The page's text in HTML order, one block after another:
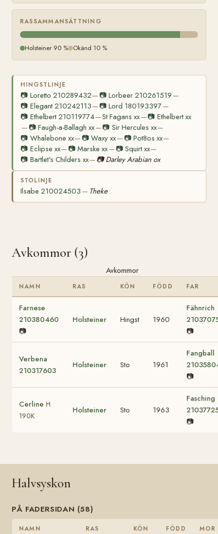
RASSAMMANSÄTTNING
Holsteiner 90 % Okänd 10 %
HINGSTLINJE
📷 Loretto 210289432— 📷Lorbeer 210261519 —
📷 Elegant 210242113— 📷Lord 180193397 —
📷 Ethelbert 210119774—St Fagans xx—📷 Ethelbert xx
— 📷Faugh-a-Ballagh xx—📷 Sir Hercules xx—
📷 Whalebone xx— 📷Waxy xx— 📷 Pot8os xx—
📷 Eclipse xx— 📷Marske xx— 📷 Squirt xx—
📷 Bartlet's Childers xx— 📷 Darley Arabian ox
STOLINJE
Ilsabe 210024503 — Theke
Avkommor (3)
Avkommor
NAMN RAS KÖN FÖDD FAR
Farnese
210380460
📷
Holsteiner Hingst 1960
Fähnrich
📷
Verbena
210317603
Holsteiner Sto 1961
Fangball
📷
Cerline H
190K
Holsteiner Sto 1963
Fasching
📷
Halvsyskon
PÅ FADERSIDAN (58)
NAMN RAS KÖN FÖDD MOR